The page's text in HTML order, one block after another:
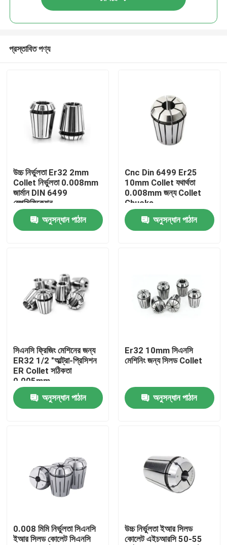
ভিডিও
আমাদের সম্পর্কে
কারখানা ভ্রমণ
মান নিয়ন্ত্রণ
উদ্ধৃতির জন্য আবেদন
এসকে টুল হোল্ডার
প্রস্তাবিত পণ্য
উচ্চ নির্ভুলতা Er32 2mm
Collet নির্ভুলতা 0.008mm
জার্মান DIN 6499
স্পেসিফিকেশন
অনুসন্ধান পাঠান
Cnc Din 6499 Er25
10mm Collet যথার্থতা
0.008mm জন্য Collet
Chucks
অনুসন্ধান পাঠান
সিএনসি ফ্রিজিং মেশিনের জন্য
ER32 1/2 "আল্ট্রা-প্রিসিশন
ER Collet সঠিকতা
0.005mm
অনুসন্ধান পাঠান
Er32 10mm সিএনসি
মেশিনিং জন্য সিলড Collet
অনুসন্ধান পাঠান
0.008 মিমি নির্ভুলতা সিএনসি
ইআর সিলড কোলেট সিএনসি
উচ্চ নির্ভুলতা ইআর সিলড
কোলেট এইচআরসি 50-55